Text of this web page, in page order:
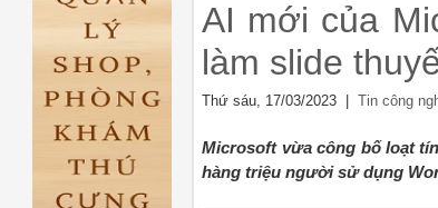
AI mới của
làm slide
Thứ sáu, 17/03/2023 | Tin công
Microsoft vừa công bố loạt
hàng triệu người sử dụng